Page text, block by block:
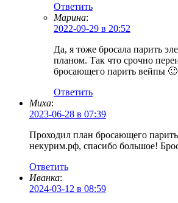
Ответить
Марина:
2022-09-29 в 20:52
Да, я тоже бросала парить
планом. Так что срочно
бросающего парить вейпы 🙂
Ответить
Миха:
2023-06-28 в 07:39
Проходил план бросающего
некурим.рф, спасибо большое!
Ответить
Иванка:
2024-03-12 в 08:59